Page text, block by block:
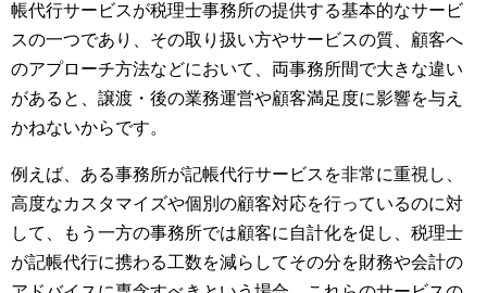
帳代行サービスが税理士事務所の提供する基本的なサービ
スの一つであり、その取り扱い方やサービスの質、顧客へ
のアプローチ方法などにおいて、両事務所間で大きな違い
があると、譲渡・後の業務運営や顧客満足度に影響を与え
かねないからです。
例えば、ある事務所が記帳代行サービスを非常に重視し、
高度なカスタマイズや個別の顧客対応を行っているのに対
して、もう一方の事務所では顧客に自計化を促し、税理士
が記帳代行に携わる工数を減らしてその分を財務や会計の